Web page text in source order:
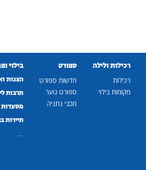
רכילות ולילה
רכילות
מקומות בילוי
ספורט
חדשות ספורט
ספורט נוער
מכבי נתניה
בילוי
הצגות
תרבות
מסעדות
תיירות